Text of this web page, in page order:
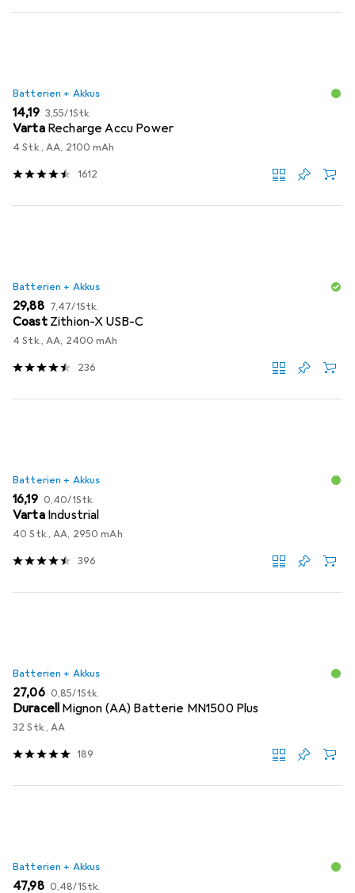
Batterien + Akkus
EUR
14,19 EUR
3,55/1Stk.
Varta Recharge Accu Power
4 Stk., AA, 2100 mAh
1612
Batterien + Akkus
EUR
29,88 EUR
7,47/1Stk.
Coast Zithion-X USB-C
4 Stk., AA, 2400 mAh
236
Batterien + Akkus
EUR
16,19 EUR
0,40/1Stk.
Varta Industrial
40 Stk., AA, 2950 mAh
396
Batterien + Akkus
EUR
27,06 EUR
0,85/1Stk.
Duracell Mignon (AA) Batterie MN1500 Plus
32 Stk., AA
189
Batterien + Akkus
EUR
47,98 EUR
0,48/1Stk.